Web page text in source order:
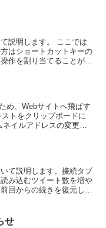
説明します。 ここでは
はショートカットキーの
作を割り当てることがで
め、Webサイトへ飛ばす
トをクリップボードに
イルアドレスの変更に
て説明します。接続タブ
み込むツイート数を増や
回からの続きを復元しや
せ